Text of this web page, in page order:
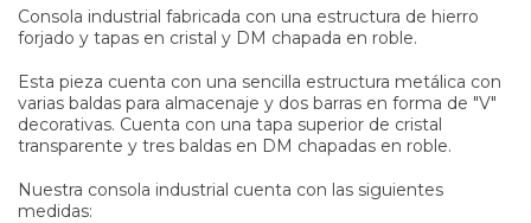
Consola industrial fabricada con una estructura de hierro
forjado y tapas en cristal y DM chapada en roble.
Esta pieza cuenta con una sencilla estructura metálica con
varias baldas para almacenaje y dos barras en forma de "V"
decorativas. Cuenta con una tapa superior de cristal
transparente y tres baldas en DM chapadas en roble.
Nuestra consola industrial cuenta con las siguientes
medidas: